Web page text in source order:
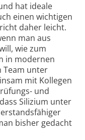
hat ideale
einen wichtigen
daher leicht.
man aus
wie zum
in modernen
Team unter
mit Kollegen
und
Silizium unter
bisher gedacht